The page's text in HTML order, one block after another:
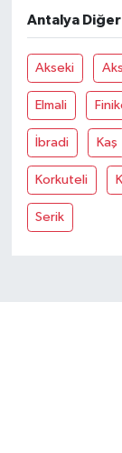
Antalya
Akseki
Elmali
İbradi Kaş
Korkuteli
Serik